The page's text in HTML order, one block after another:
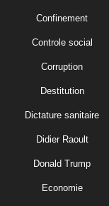
Confinement
Controle social
Corruption
Destitution
Dictature sanitaire
Didier Raoult
Donald Trump
Economie